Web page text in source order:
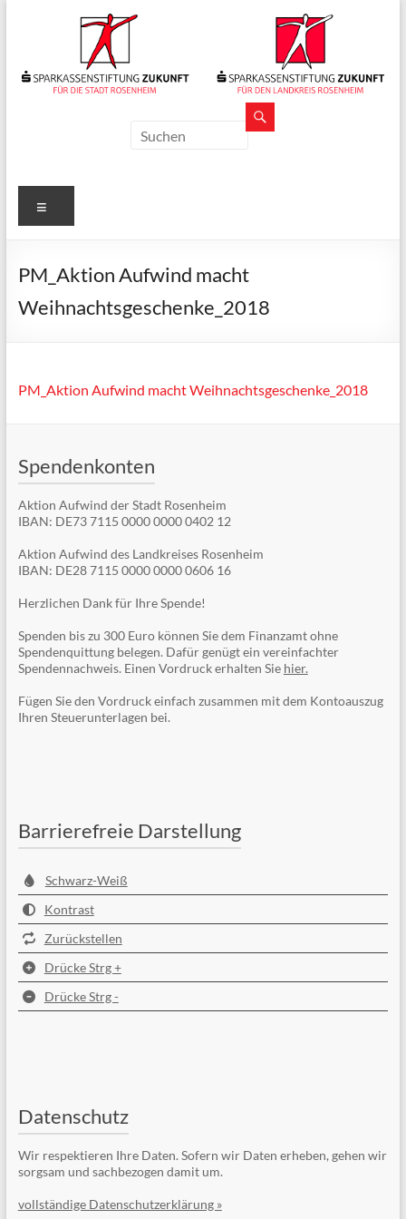
Sparkassenstiftungen
Für
Stadt
und
Rosenheim
PM_Aktion Aufwind macht
Weihnachtsgeschenke_2018
PM_Aktion Aufwind macht Weihnachtsgeschenke_2018
Spendenkonten
Aktion Aufwind der Stadt Rosenheim
IBAN: DE73 7115 0000 0000 0402 12
Aktion Aufwind des Landkreises Rosenheim
IBAN: DE28 7115 0000 0000 0606 16
Herzlichen Dank für Ihre Spende!
Spenden bis zu 300 Euro können Sie dem Finanzamt ohne
Spendenquittung belegen. Dafür genügt ein vereinfachter
Spendennachweis. Einen Vordruck erhalten Sie hier.
Fügen Sie den Vordruck einfach zusammen mit dem Kontoauszug
Ihren Steuerunterlagen bei.
Barrierefreie Darstellung
Schwarz-Weiß
Kontrast
Zurückstellen
Drücke Strg +
Drücke Strg -
Datenschutz
Wir respektieren Ihre Daten. Sofern wir Daten erheben, gehen wir
sorgsam und sachbezogen damit um.
vollständige Datenschutzerklärung »